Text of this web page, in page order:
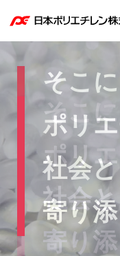
そこ
ポリ
社会
寄り添
そこに
ポリエ
社会
寄り添
そこに
ポリエ
社会
寄り添